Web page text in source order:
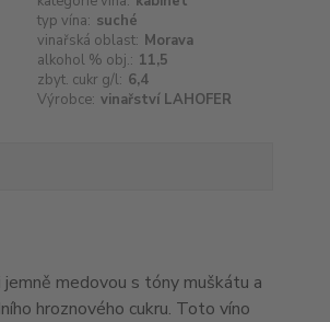
typ vína: suché
vinařská oblast: Morava
alkohol % obj.: 11,5
zbyt. cukr g/l: 6,4
Výrobce: vinařství LAHOFER
medovou s tóny muškátu a
hroznového cukru. Toto víno